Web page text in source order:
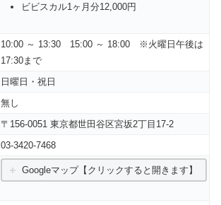
ビビスカル1ヶ月分12,000円
10:00 ～ 13:30 15:00 ～ 18:00 ※火曜日午後は
17:30まで
日曜日・祝日
無し
〒156-0051 東京都世田谷区宮坂2丁目17-2
03-3420-7468
Googleマップ【クリックすると開きます】